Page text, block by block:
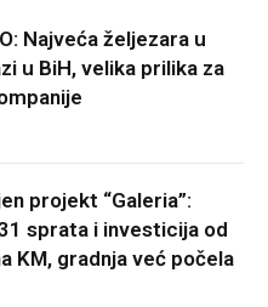
Najveća željezara u
u BiH, velika prilika za
projekt “Galeria”:
sprata i investicija od
KM, gradnja već počela